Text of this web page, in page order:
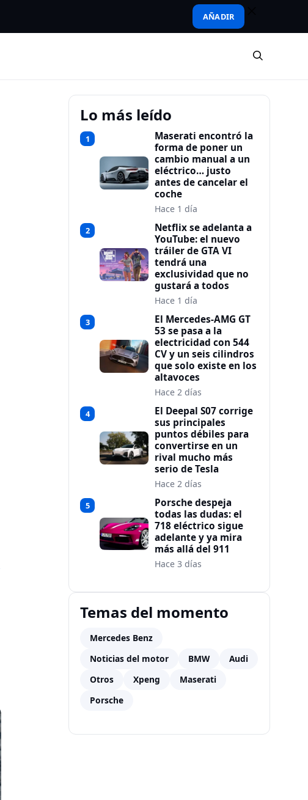
AÑADIR
Lo más leído
1
Maserati encontró la
forma de poner un
cambio manual a un
eléctrico… justo
antes de cancelar el
coche
Hace 1 día
2
Netflix se adelanta a
YouTube: el nuevo
tráiler de GTA VI
tendrá una
exclusividad que no
gustará a todos
Hace 1 día
3
El Mercedes-AMG GT
53 se pasa a la
electricidad con 544
CV y un seis cilindros
que solo existe en los
altavoces
Hace 2 días
4
El Deepal S07 corrige
sus principales
puntos débiles para
convertirse en un
rival mucho más
serio de Tesla
Hace 2 días
5
Porsche despeja
todas las dudas: el
718 eléctrico sigue
adelante y ya mira
más allá del 911
Hace 3 días
Temas del momento
Mercedes Benz
Noticias del motor
BMW
Audi
Otros
Xpeng
Maserati
Porsche